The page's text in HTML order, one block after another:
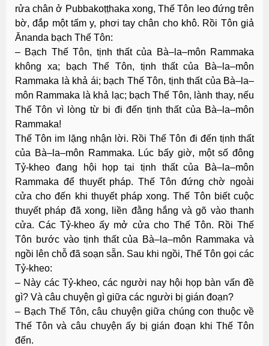
rửa chân ở Pubbakoṭṭhaka xong, Thế Tôn leo đứng trên
bờ, đắp một tấm y, phơi tay chân cho khô. Rồi Tôn giả
Ānanda bạch Thế Tôn:
– Bạch Thế Tôn, tịnh thất của Bà–la–môn Rammaka
không xa; bạch Thế Tôn, tịnh thất của Bà–la–môn
Rammaka là khả ái; bạch Thế Tôn, tịnh thất của Bà–la–
môn Rammaka là khả lạc; bạch Thế Tôn, lành thay, nếu
Thế Tôn vì lòng từ bi đi đến tịnh thất của Bà–la–môn
Rammaka!
Thế Tôn im lặng nhận lời. Rồi Thế Tôn đi đến tịnh thất
của Bà–la–môn Rammaka. Lúc bấy giờ, một số đông
Tỷ-kheo đang hội họp tại tịnh thất của Bà–la–môn
Rammaka để thuyết pháp. Thế Tôn đứng chờ ngoài
cửa cho đến khi thuyết pháp xong. Thế Tôn biết cuộc
thuyết pháp đã xong, liền đằng hắng và gõ vào thanh
cửa. Các Tỷ-kheo ấy mở cửa cho Thế Tôn. Rồi Thế
Tôn bước vào tịnh thất của Bà–la–môn Rammaka và
ngồi lên chỗ đã soạn sẵn. Sau khi ngồi, Thế Tôn gọi các
Tỷ-kheo:
– Này các Tỷ-kheo, các người nay hội họp bàn vấn đề
gì? Và câu chuyện gì giữa các người bị gián đoạn?
– Bạch Thế Tôn, câu chuyện giữa chúng con thuộc về
Thế Tôn và câu chuyện ấy bị gián đoạn khi Thế Tôn
đến.